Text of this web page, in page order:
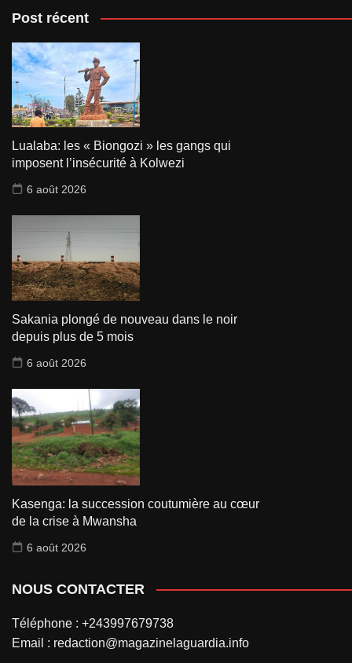
Post récent
Lualaba: les « Biongozi » les gangs qui
imposent l’insécurité à Kolwezi
6 août 2026
Sakania plongé de nouveau dans le noir
depuis plus de 5 mois
6 août 2026
Kasenga: la succession coutumière au cœur
de la crise à Mwansha
6 août 2026
NOUS CONTACTER
Téléphone : +243997679738
Email : redaction@magazinelaguardia.info